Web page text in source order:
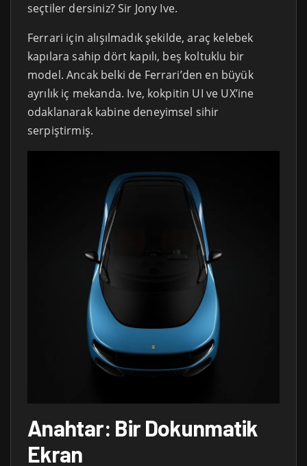
seçtiler dersiniz? Sir Jony Ive.
Ferrari için alışılmadık şekilde, araç kelebek
kapılara sahip dört kapılı, beş koltuklu bir
model. Ancak belki de Ferrari’den en büyük
ayrılık iç mekanda. Ive, kokpitin UI ve UX’ine
odaklanarak kabine deneyimsel sihir
serpiştirmiş.
Anahtar: Bir Dokunmatik
Ekran